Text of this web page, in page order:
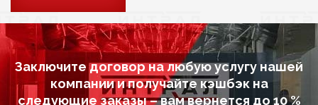
Заключите договор на любую услугу нашей
компании и получайте кэшбэк на
следующие заказы – вам вернется до 10 %